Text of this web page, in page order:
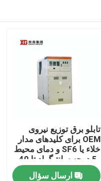
تابلو برق توزیع نیروی
OEM برای کلیدهای مدار
خلاء یا SF6 و دمای محیط
-5 درجه سانتیگراد تا 40
درجه سانتیگراد
ارسال سؤال